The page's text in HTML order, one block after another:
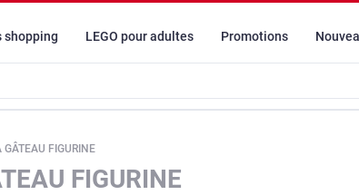
shopping LEGO pour adultes Promotions
FIGURINE
FIGURINE